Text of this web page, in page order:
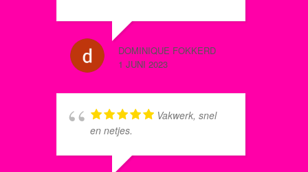
Schilderplan zeker aan!
DOMINIQUE FOKKERD
1 JUNI 2023
Vakwerk, snel
en netjes.